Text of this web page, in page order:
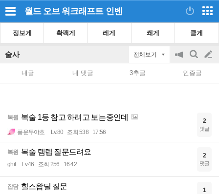
월드 오브 워크래프트 인벤
정보게 확팩게 레게 쐐게 클게
술사 전체보기
공
on/off
검
색
글
쓰
내글 내 댓글 3추글 인증글
복원 복술 1등 참고 하려고 보는중인데
풍운무야호 Lv.80 조회 538 17:56
2
댓글
복원 복술 템렙 질문드려요
ghil Lv.46 조회 256 16:42
2
댓글
잡담 힐스왑딜 질문 1